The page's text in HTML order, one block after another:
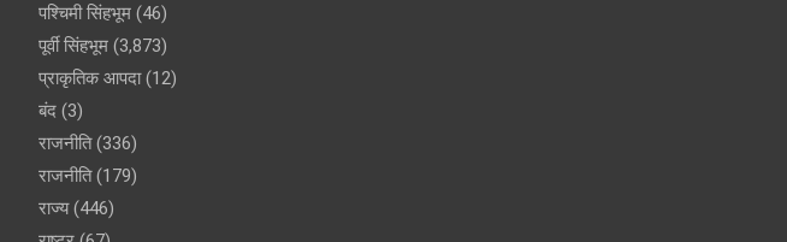
पश्चिमी सिंहभूम (46)
पूर्वी सिंहभूम (3,873)
प्राकृतिक आपदा(12)
बंद (3)
राजनीति(336)
राजनीति(179)
राज्य(446)